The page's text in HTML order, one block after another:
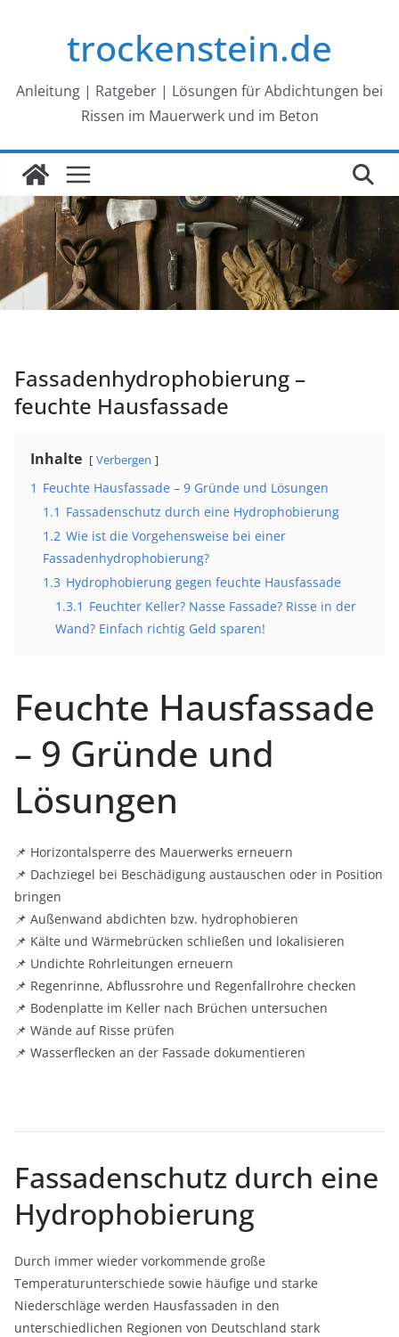
trockenstein.de
Anleitung | Ratgeber | Lösungen für Abdichtungen bei
Rissen im Mauerwerk und im Beton
Fassadenhydrophobierung –
feuchte Hausfassade
Inhalte Verbergen
1 Feuchte Hausfassade – 9 Gründe und Lösungen
1.1 Fassadenschutz durch eine Hydrophobierung
1.2 Wie ist die Vorgehensweise bei einer
Fassadenhydrophobierung?
1.3 Hydrophobierung gegen feuchte Hausfassade
1.3.1 Feuchter Keller? Nasse Fassade? Risse in der
Wand? Einfach richtig Geld sparen!
Feuchte Hausfassade
– 9 Gründe und
Lösungen
📌 Horizontalsperre des Mauerwerks erneuern
📌 Dachziegel bei Beschädigung austauschen oder in Position
bringen
📌 Außenwand abdichten bzw. hydrophobieren
📌 Kälte und Wärmebrücken schließen und lokalisieren
📌 Undichte Rohrleitungen erneuern
📌 Regenrinne, Abflussrohre und Regenfallrohre checken
📌 Bodenplatte im Keller nach Brüchen untersuchen
📌 Wände auf Risse prüfen
📌 Wasserflecken an der Fassade dokumentieren
Fassadenschutz durch eine
Hydrophobierung
Durch immer wieder vorkommende große
Temperaturunterschiede sowie häufige und starke
Niederschläge werden Hausfassaden in den
unterschiedlichen Regionen von Deutschland stark